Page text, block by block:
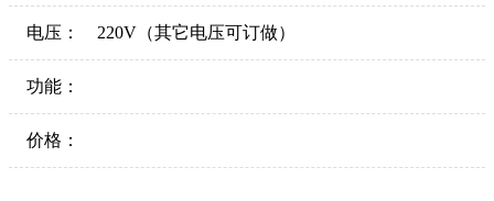
电压： 220V（其它电压可订做）
功能：
价格：